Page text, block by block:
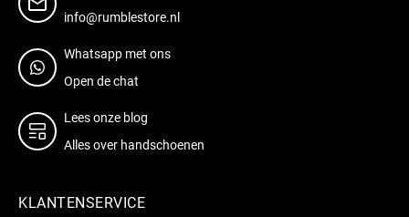
info@rumblestore.nl
Whatsapp met ons
Open de chat
Lees onze blog
Alles over handschoenen
KLANTENSERVICE